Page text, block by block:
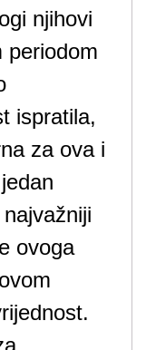
njihovi
periodom
ispratila,
za ova i
ovoga